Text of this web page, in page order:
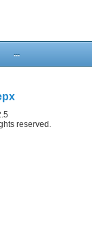
...
reserved.